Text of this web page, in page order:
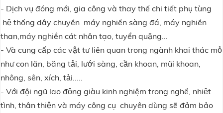
- Dịch vụ đóng mới, gia công và thay thế chi tiết phụ tùng
hệ thống dây chuyền máy nghiền sàng đá, máy nghiền
than,máy nghiền cát nhân tạo, tuyển quặng…
- Và cung cấp các vật tư liên quan trong ngành khai thác mỏ
như con lăn, băng tải, lưới sàng, cần khoan, mũi khoan,
nhông, sên, xích, tải.....
- Với đội ngũ lao động giàu kinh nghiệm trong nghề, nhiệt
tình, thân thiện và máy công cụ chuyên dùng sẽ đảm bảo